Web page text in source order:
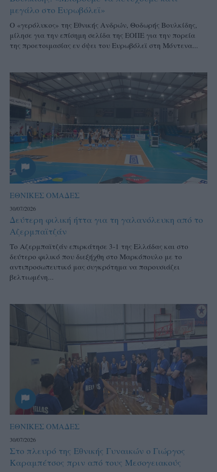
μεγάλο στο Ευρωβόλεϊ»
Ο «γερόλυκος» της Εθνικής Ανδρών, Θοδωρής Βουλκίδης,
μίλησε για την επίσημη σελίδα της ΕΟΠΕ για την πορεία
της προετοιμασίας εν όψει του Ευρωβόλεϊ στη Μόντενα...
ΕΘΝΙΚΕΣ ΟΜΑΔΕΣ
30/07/2026
Δεύτερη φιλική ήττα για τη γαλανόλευκη από το
Αζερμπαϊτζάν
Το Αζερμπαϊτζάν επιρκάτησε 3-1 της Ελλάδας και στο
δεύτερο φιλικό που διεξήχθη στο Μαρκόπουλο με το
αντιπροσωπευτικό μας συγκρότημα να παρουσιάζει
βελτιωμένη...
ΕΘΝΙΚΕΣ ΟΜΑΔΕΣ
30/07/2026
Στο πλευρό της Εθνικής Γυναικών ο Γιώργος
Καραμπέτσος πριν από τους Μεσογειακούς